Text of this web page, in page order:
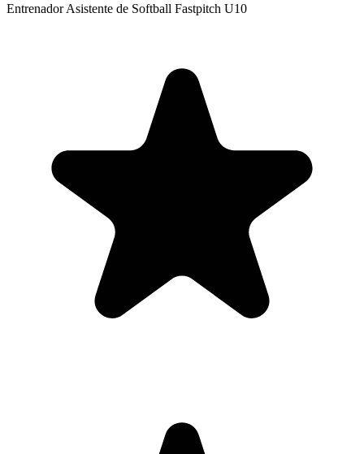
Entrenador Asistente de Softball Fastpitch U10